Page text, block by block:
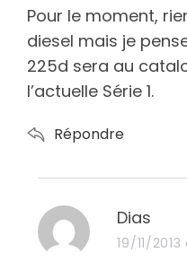
s
:
Pour le moment,
diesel mais je
225d sera au
l’actuelle Série 1.
Répondre
s
a
Dias
19/11/